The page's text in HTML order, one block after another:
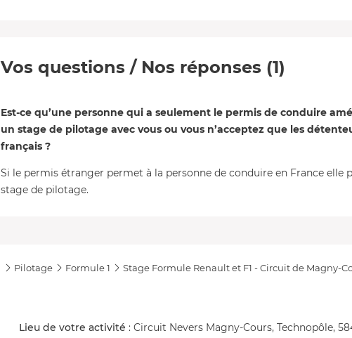
Vos questions / Nos réponses (1)
Est-ce qu’une personne qui a seulement le permis de conduire
un stage de pilotage avec vous ou vous n’acceptez que les
français ?
Si le permis étranger permet à la personne de conduire en France elle
stage de pilotage.
Pilotage Formule 1 Stage Formule Renault et F1 - Circuit de Magny-
Lieu de votre activité : Circuit Nevers Magny-Cours, Technopôle,